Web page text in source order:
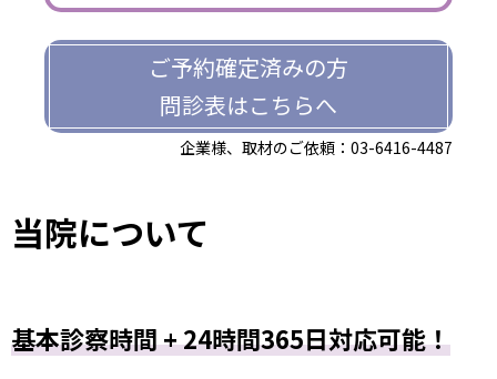
ご予約確定済みの方
問診表はこちらへ
企業様、取材のご依頼：03-6416-4487
当院について
基本診察時間 + 24時間365日対応可能！